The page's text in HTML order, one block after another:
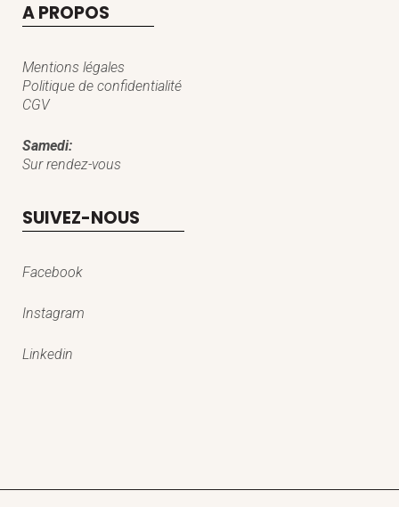
A PROPOS
Mentions légales
Politique de confidentialité
CGV
Samedi:
Sur rendez-vous
SUIVEZ-NOUS
Facebook
Instagram
Linkedin